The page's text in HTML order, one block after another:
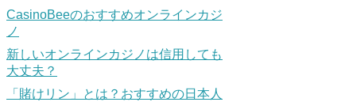
CasinoBeeのおすすめオンラインカジ
ノ
新しいオンラインカジノは信用しても
大丈夫？
「賭けリン」とは？おすすめの日本人